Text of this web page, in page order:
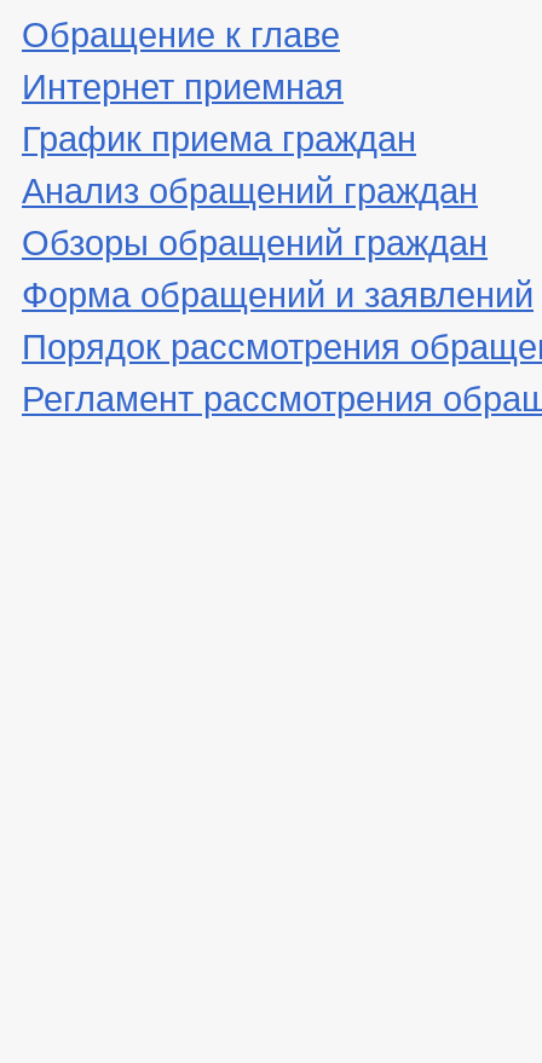
Обращение к главе
Интернет приемная
График приема граждан
Анализ обращений граждан
Обзоры обращений граждан
Форма обращений и заявлений
Порядок рассмотрения
Регламент рассмотрения